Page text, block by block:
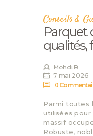
Conseils &
Parquet
qualités,
Mehdi.B
7 mai 2026
0
Parmi toutes
utilisées pour
massif
Robuste,